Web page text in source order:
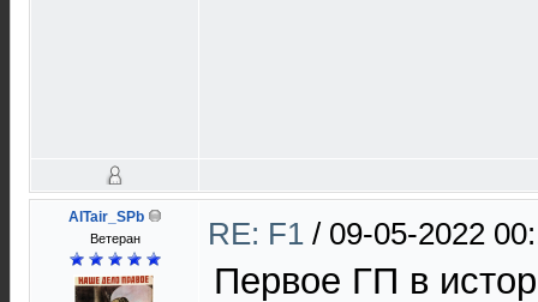
AlTair_SPb
Ветеран RE: F1 / 09-05-2022
Первое ГП в